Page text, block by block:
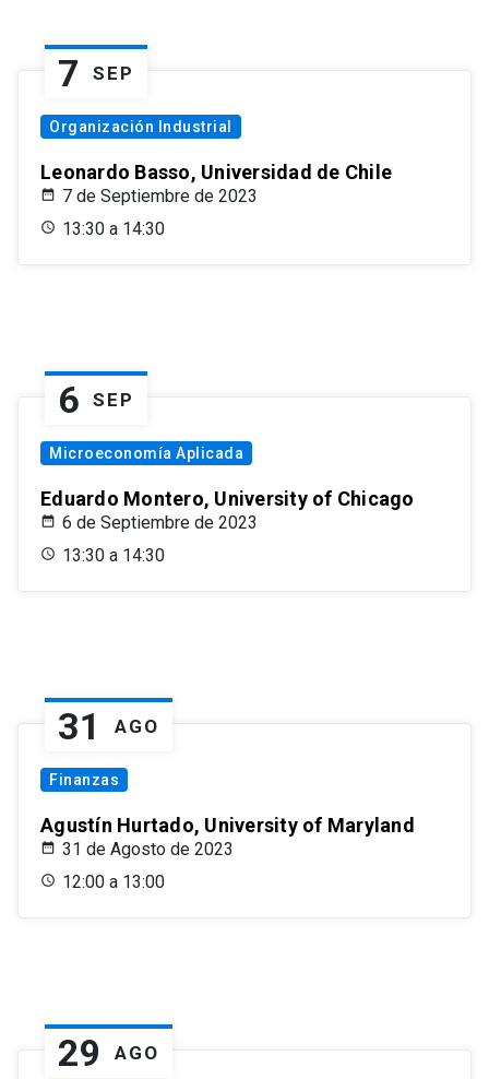
7 SEP
Organización Industrial
Leonardo Basso, Universidad de Chile
7 de Septiembre de 2023
13:30 a 14:30
6 SEP
Microeconomía Aplicada
Eduardo Montero, University of Chicago
6 de Septiembre de 2023
13:30 a 14:30
31 AGO
Finanzas
Agustín Hurtado, University of Maryland
31 de Agosto de 2023
12:00 a 13:00
29 AGO